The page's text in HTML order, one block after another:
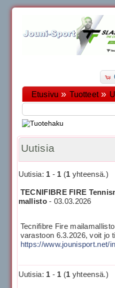
Etusivu » Tuotteet»
Uutisia
Uutisia: 1 - 1 (1 yhteensä.)
TECNIFIBRE FIRE
mallisto- 03.03.2026
Tecnifibre Fire
varastoon 6.3.2026, voit jo
https://www.jounisport.net/
Uutisia: 1 - 1 (1 yhteensä.)